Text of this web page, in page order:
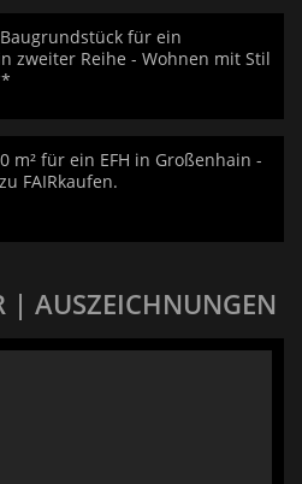
für ein
zweiter Reihe - Wohnen mit Stil
m² für ein EFH in Großenhain -
FAIRkaufen.
| AUSZEICHNUNGEN